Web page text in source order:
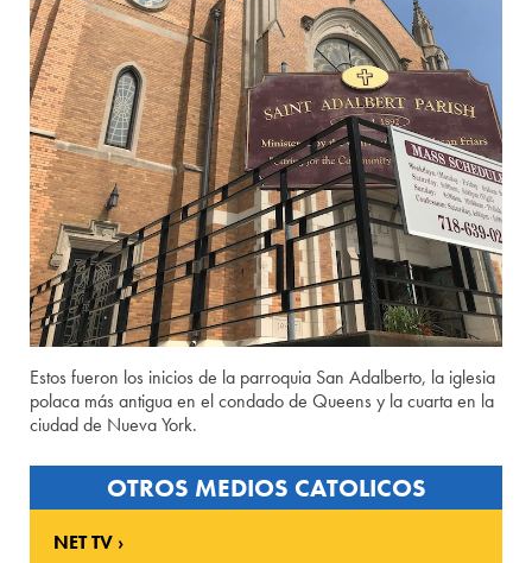
Estos fueron los inicios de la parroquia San Adalberto, la iglesia
polaca más antigua en el condado de Queens y la cuarta en la
ciudad de Nueva York.
OTROS MEDIOS CATOLICOS
NET TV